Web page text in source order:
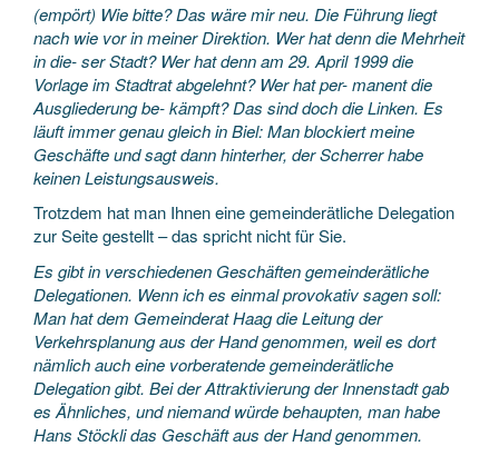
(empört) Wie bitte? Das wäre mir neu. Die Führung liegt
nach wie vor in meiner Direktion. Wer hat denn die Mehrheit
in die- ser Stadt? Wer hat denn am 29. April 1999 die
Vorlage im Stadtrat abgelehnt? Wer hat per- manent die
Ausgliederung be- kämpft? Das sind doch die Linken. Es
läuft immer genau gleich in Biel: Man blockiert meine
Geschäfte und sagt dann hinterher, der Scherrer habe
keinen Leistungsausweis.
Trotzdem hat man Ihnen eine gemeinderätliche Delegation
zur Seite gestellt – das spricht nicht für Sie.
Es gibt in verschiedenen Geschäften gemeinderätliche
Delegationen. Wenn ich es einmal provokativ sagen soll:
Man hat dem Gemeinderat Haag die Leitung der
Verkehrsplanung aus der Hand genommen, weil es dort
nämlich auch eine vorberatende gemeinderätliche
Delegation gibt. Bei der Attraktivierung der Innenstadt gab
es Ähnliches, und niemand würde behaupten, man habe
Hans Stöckli das Geschäft aus der Hand genommen.